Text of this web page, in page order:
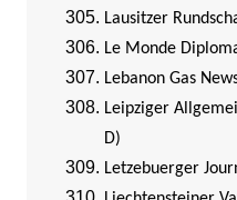
Lausitzer
Le Monde
Lebanon Gas
Leipziger
D)
Letzebuerger